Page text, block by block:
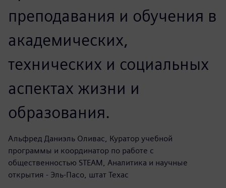
преподавания и обучения в
академических,
технических и социальных
аспектах жизни и
образования.
Альфред Даниэль Оливас, Куратор учебной
программы и координатор по работе с
общественностью STEAM, Аналитика и научные
открытия - Эль-Пасо, штат Техас